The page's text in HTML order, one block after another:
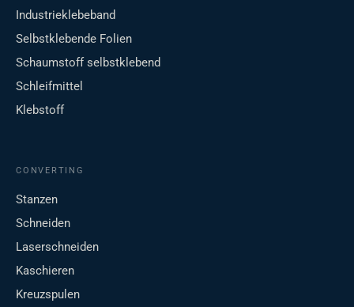
Industrieklebeband
Selbstklebende Folien
Schaumstoff selbstklebend
Schleifmittel
Klebstoff
CONVERTING
Stanzen
Schneiden
Laserschneiden
Kaschieren
Kreuzspulen